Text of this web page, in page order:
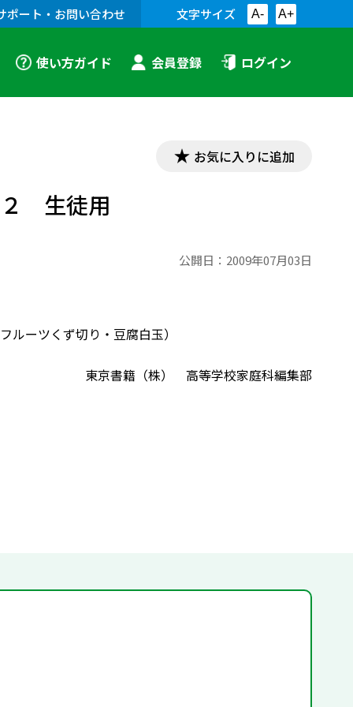
ポート・お問い合わせ 文字サイズ A- A+
使い方ガイド 会員登録 ログイン
お気に入りに追加
２ 生徒用
公開日： 2009年07月03日
ーツくず切り・豆腐白玉）
東京書籍（株） 高等学校家庭科編集部